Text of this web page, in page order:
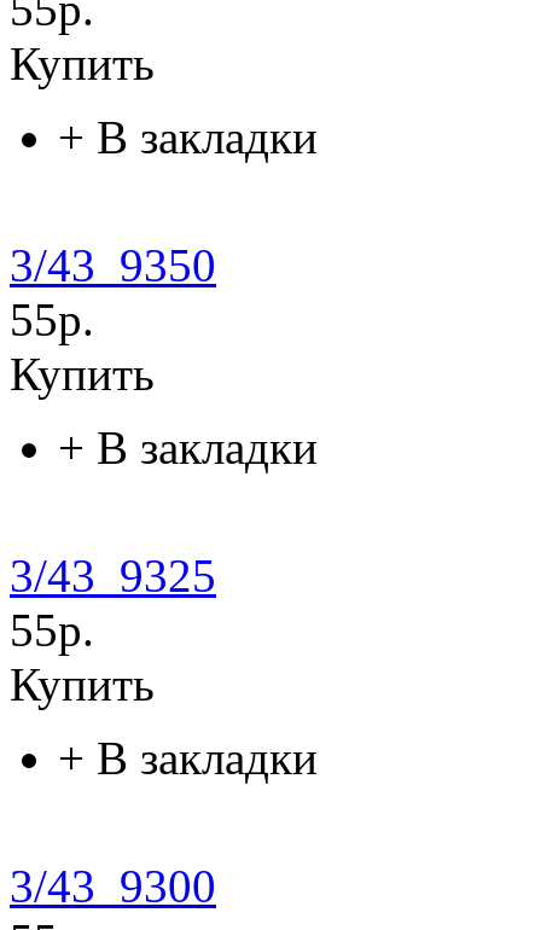
Купить
+ В закладки
3/43_9350
55р.
Купить
+ В закладки
3/43_9325
55р.
Купить
+ В закладки
3/43_9300